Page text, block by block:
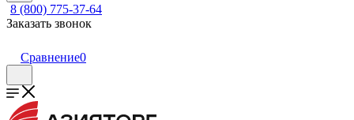
8 (800) 775-37-64
Заказать звонок
Сравнение0